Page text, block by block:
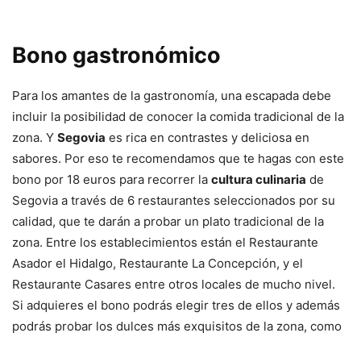
Bono gastronómico
Para los amantes de la gastronomía, una escapada debe
incluir la posibilidad de conocer la comida tradicional de la
zona. Y Segovia es rica en contrastes y deliciosa en
sabores. Por eso te recomendamos que te hagas con este
bono por 18 euros para recorrer la cultura culinaria de
Segovia a través de 6 restaurantes seleccionados por su
calidad, que te darán a probar un plato tradicional de la
zona. Entre los establecimientos están el Restaurante
Asador el Hidalgo, Restaurante La Concepción, y el
Restaurante Casares entre otros locales de mucho nivel.
Si adquieres el bono podrás elegir tres de ellos y además
podrás probar los dulces más exquisitos de la zona, como